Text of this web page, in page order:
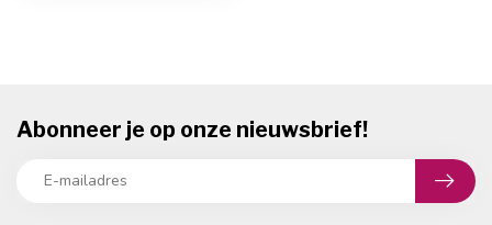
Abonneer je op onze nieuwsbrief!